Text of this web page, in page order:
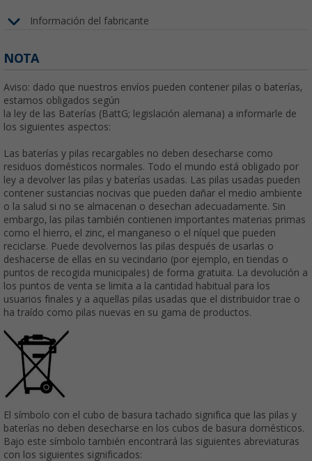
Información del fabricante
NOTA
Aviso: dado que nuestros envíos pueden contener pilas o baterías,
estamos obligados según
la ley de las Baterías (BattG; legislación alemana) a informarle de
los siguientes aspectos:
Las baterías y pilas recargables no deben desecharse como
residuos domésticos normales. Todo el mundo está obligado por
ley a devolver las pilas y baterías usadas. Las pilas usadas pueden
contener sustancias nocivas que pueden dañar el medio ambiente
o la salud si no se almacenan o desechan adecuadamente. Sin
embargo, las pilas también contienen importantes materias primas
como el hierro, el zinc, el manganeso o el níquel que pueden
reciclarse. Puede devolvernos las pilas después de usarlas o
deshacerse de ellas en su vecindario (por ejemplo, en tiendas o
puntos de recogida municipales) de forma gratuita. La devolución a
los puntos de venta se limita a la cantidad habitual para los
usuarios finales y a aquellas pilas usadas que el distribuidor trae o
ha traído como pilas nuevas en su gama de productos.
El símbolo con el cubo de basura tachado significa que las pilas y
baterías no deben desecharse en los cubos de basura domésticos.
Bajo este símbolo también encontrará las siguientes abreviaturas
con los siguientes significados: